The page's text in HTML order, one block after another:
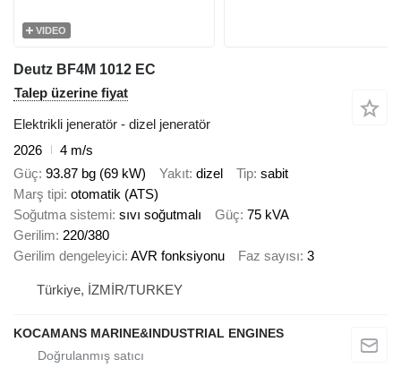
VIDEO
Deutz BF4M 1012 EC
Talep üzerine fiyat
Elektrikli jeneratör - dizel jeneratör
2026
4 m/s
Güç 93.87 bg (69 kW) Yakıt dizel Tip sabit
Marş tipi otomatik (ATS)
Soğutma sistemi sıvı soğutmalı Güç 75 kVA
Gerilim 220/380
Gerilim dengeleyici AVR fonksiyonu Faz sayısı 3
Türkiye, İZMİR/TURKEY
KOCAMANS MARINE&INDUSTRIAL ENGINES